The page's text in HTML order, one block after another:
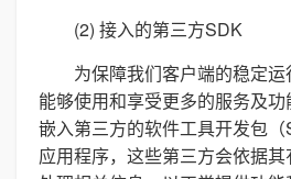
(2) 接入的第三方SDK
为保障我们客户端的稳定
能够使用和享受更多的服务及
嵌入第三方的软件工具开发包
应用程序，这些第三方会依据其